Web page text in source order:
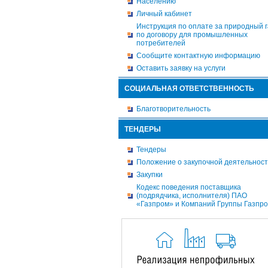
Личный кабинет
Инструкция по оплате за природный
по договору для промышленных
потребителей
Сообщите контактную информацию
Оставить заявку на услуги
СОЦИАЛЬНАЯ ОТВЕТСТВЕННОСТЬ
Благотворительность
ТЕНДЕРЫ
Тендеры
Положение о закупочной
Закупки
Кодекс поведения поставщика
(подрядчика, исполнителя) ПАО
«Газпром» и Компаний Группы